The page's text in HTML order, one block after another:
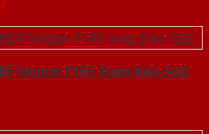
Veneer P1R5 Xoan Đào-SGD